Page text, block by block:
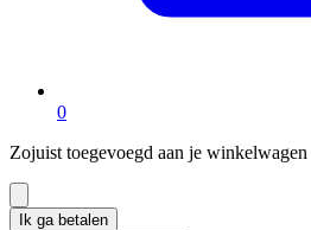
0artikelen
winkelwagen
Zojuist toegevoegd aan je winkelwagen
Ik ga betalen